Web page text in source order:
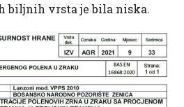
biljnih vrsta je bila niska.